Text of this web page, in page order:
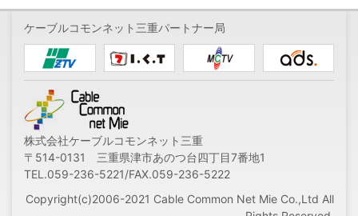
ケーブルコモンネット三重パートナー局
株式会社ケーブルコモンネット三重
〒514-0131 三重県津市あのつ台四丁目7番地1
TEL.059-236-5221/FAX.059-236-5222
Copyright(c)2006-2021 Cable Common Net Mie Co.,Ltd All